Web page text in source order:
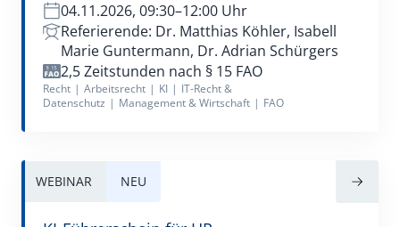
04.11.2026, 09:30–12:00 Uhr
Referierende: Dr. Matthias Köhler, Isabell
Marie Guntermann, Dr. Adrian Schürgers
2,5 Zeitstunden nach § 15 FAO
Recht | Arbeitsrecht | KI | IT-Recht &
Datenschutz | Management & Wirtschaft | FAO
WEBINAR NEU